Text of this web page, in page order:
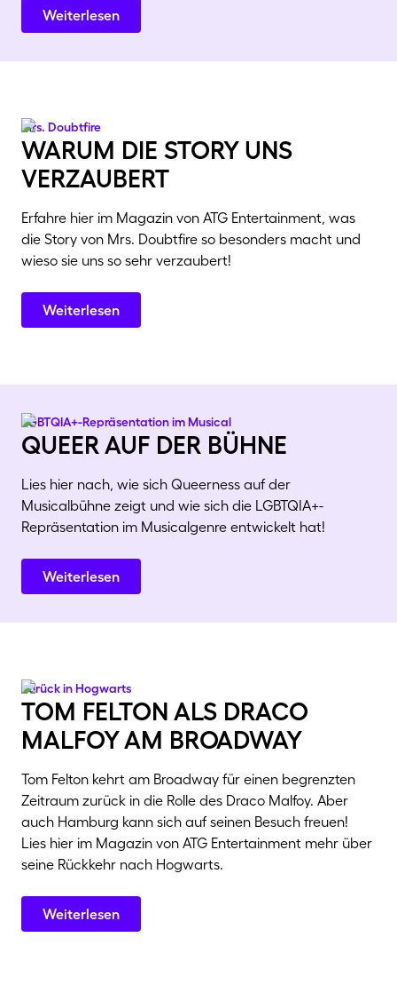
Weiterlesen
warum die story uns
verzaubert
Mrs. Doubtfire
Erfahre hier im Magazin von ATG Entertainment, was
die Story von Mrs. Doubtfire so besonders macht und
wieso sie uns so sehr verzaubert!
Weiterlesen
queer auf der bühne
LGBTQIA+-Repräsentation im Musical
Lies hier nach, wie sich Queerness auf der
Musicalbühne zeigt und wie sich die LGBTQIA+-
Repräsentation im Musicalgenre entwickelt hat!
Weiterlesen
tom felton als draco
malfoy am broadway
Zurück in Hogwarts
Tom Felton kehrt am Broadway für einen begrenzten
Zeitraum zurück in die Rolle des Draco Malfoy. Aber
auch Hamburg kann sich auf seinen Besuch freuen!
Lies hier im Magazin von ATG Entertainment mehr über
seine Rückkehr nach Hogwarts.
Weiterlesen